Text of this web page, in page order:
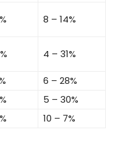
8 – 14%
4 – 31%
6 – 28%
5 – 30%
10 – 7%